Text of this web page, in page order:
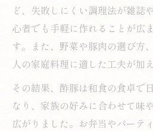
ど、失敗しにくい調理法が雑誌
心者でも手軽に作れることが広
す。また、野菜や豚肉の選び方
人の家庭料理に適した工夫が加
その結果、酢豚は和食の食卓で
なり、家族の好みに合わせて味
広がりました。お弁当やパーテ